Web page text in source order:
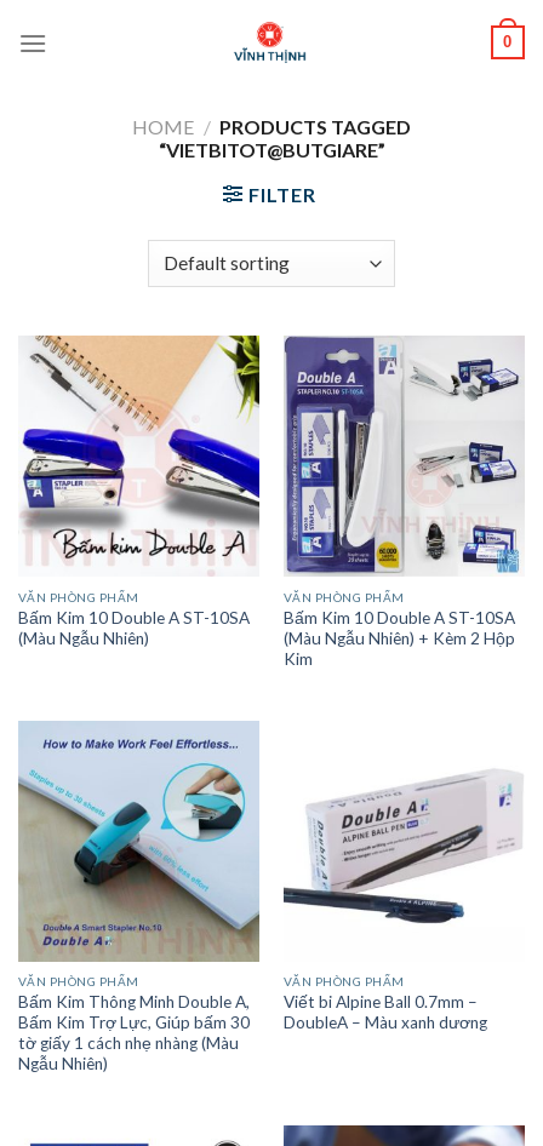
0
HOME / PRODUCTS TAGGED
“VIETBITOT@BUTGIARE”
FILTER
VĂN PHÒNG PHẨM
Bấm Kim 10 Double A ST-10SA
(Màu Ngẫu Nhiên)
VĂN PHÒNG PHẨM
Bấm Kim 10 Double A ST-10SA
(Màu Ngẫu Nhiên) + Kèm 2 Hộp
Kim
VĂN PHÒNG PHẨM
Bấm Kim Thông Minh Double A,
Bấm Kim Trợ Lực, Giúp bấm 30
tờ giấy 1 cách nhẹ nhàng (Màu
Ngẫu Nhiên)
VĂN PHÒNG PHẨM
Viết bi Alpine Ball 0.7mm –
DoubleA – Màu xanh dương